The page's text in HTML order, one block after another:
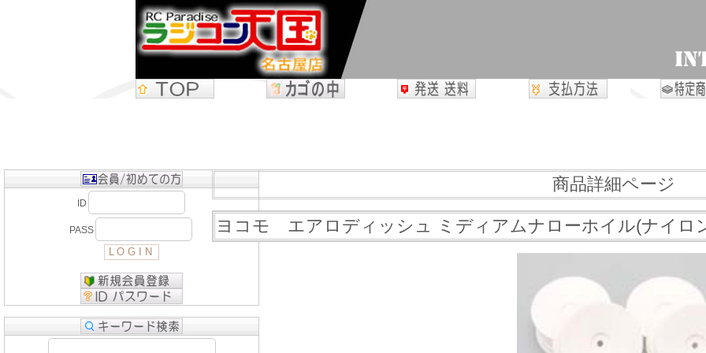
ID
PASS
商品詳細ページ
ヨコモ エアロディッシュ ミディアムナローホイル(ナイロ